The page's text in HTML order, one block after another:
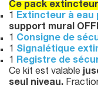
Ce pack
1 Extincteur à eau
support mural
1 Consigne de
1 Signalétique
1 Registre de
Ce kit est valable
seul niveau.